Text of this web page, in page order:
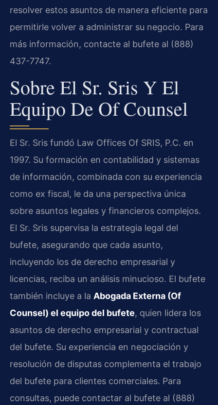
resolver estos asuntos de manera eficiente para
permitirle volver a administrar su negocio. Para
más información, contacte al bufete al (888)
437-7747.
Sobre El Sr. Sris Y El
Equipo De Of Counsel
El Sr. Sris fundó Law Offices Of SRIS, P.C. en
1997. Su formación en contabilidad y sistemas
de información, combinada con su experiencia
como ex fiscal, le da una perspectiva única
sobre asuntos legales y financieros complejos.
El Sr. Sris supervisa la estrategia legal del
bufete, asegurando que cada asunto,
incluyendo los de derecho empresarial y
licencias, reciba un análisis minucioso. El bufete
también incluye a la Abogada Externa (Of
Counsel) el equipo del bufete, quien lidera los
asuntos de derecho empresarial y contractual
del bufete. Su experiencia en negociación y
resolución de disputas complementa el trabajo
del bufete para clientes comerciales. Para
consultas, puede contactar al bufete al (888)